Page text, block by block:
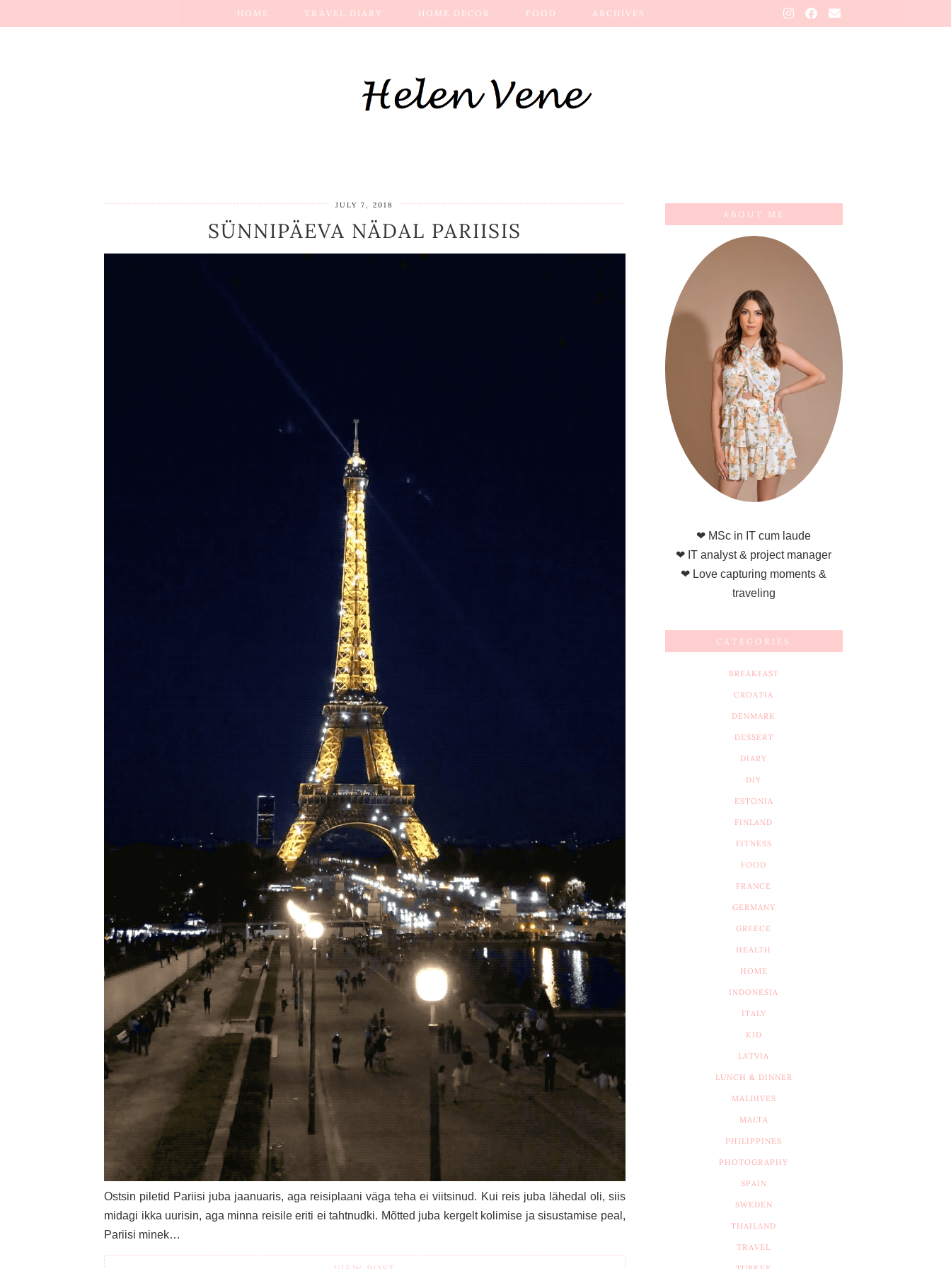
HOME TRAVEL DIARY HOME DECOR FOOD ARCHIVES
JULY 7, 2018
SÜNNIPÄEVA NÄDAL PARIISIS
Ostsin piletid Pariisi juba jaanuaris, aga reisiplaani väga teha ei viitsinud. Kui reis juba lähedal oli, siis
midagi ikka uurisin, aga minna reisile eriti ei tahtnudki. Mõtted juba kergelt kolimise ja sisustamise peal,
Pariisi minek…
ABOUT ME
❤ MSc in IT cum laude
❤ IT analyst & project manager
❤ Love capturing moments &
traveling
CATEGORIES
BREAKFAST
CROATIA
DENMARK
DESSERT
DIARY
DIY
ESTONIA
FINLAND
FITNESS
FOOD
FRANCE
GERMANY
GREECE
HEALTH
HOME
INDONESIA
ITALY
KID
LATVIA
LUNCH & DINNER
MALDIVES
MALTA
PHILIPPINES
PHOTOGRAPHY
SPAIN
SWEDEN
THAILAND
TRAVEL